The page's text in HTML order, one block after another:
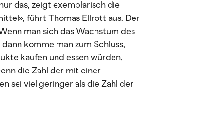
das, zeigt exemplarisch die
führt Thomas Ellrott aus. Der
man sich das Wachstum des
komme man zum Schluss,
kaufen und essen würden,
die Zahl der mit einer
sei viel geringer als die Zahl der